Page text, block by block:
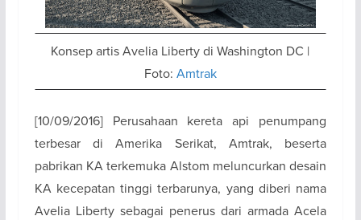
Konsep artis Avelia Liberty di Washington DC |
Foto: Amtrak
[10/09/2016] Perusahaan kereta api penumpang
terbesar di Amerika Serikat, Amtrak, beserta
pabrikan KA terkemuka Alstom meluncurkan desain
KA kecepatan tinggi terbarunya, yang diberi nama
Avelia Liberty sebagai penerus dari armada Acela